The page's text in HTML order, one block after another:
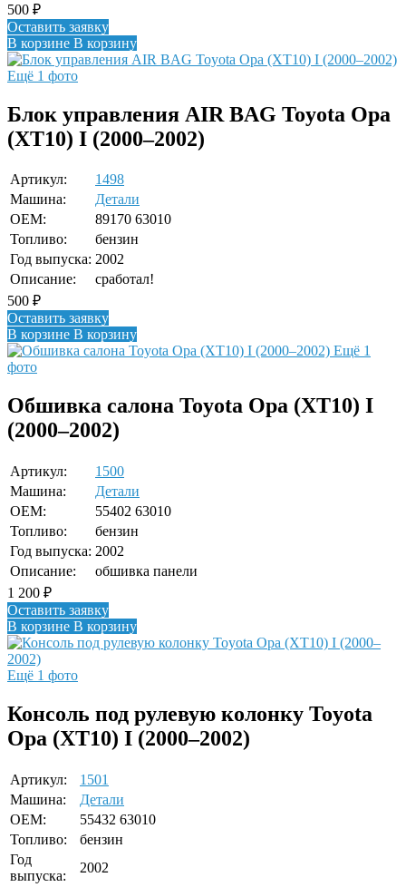
500 ₽
Оставить заявку
В корзине В корзину
Ещё 1 фото
Блок управления AIR BAG Toyota Opa
(XT10) I (2000–2002)
Артикул:
1498
Машина:
Детали
OEM:
89170 63010
Топливо:
бензин
Год выпуска: 2002
Описание:
сработал!
500 ₽
Оставить заявку
В корзине В корзину
Ещё 1
фото
Обшивка салона Toyota Opa (XT10) I
(2000–2002)
Артикул:
1500
Машина:
Детали
OEM:
55402 63010
Топливо:
бензин
Год выпуска: 2002
Описание:
обшивка панели
1 200 ₽
Оставить заявку
В корзине В корзину
Ещё 1 фото
Консоль под рулевую колонку Toyota
Opa (XT10) I (2000–2002)
Артикул:
1501
Машина:
Детали
OEM:
55432 63010
Топливо:
бензин
Год
выпуска:
2002